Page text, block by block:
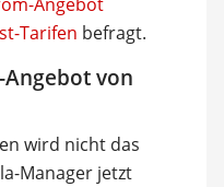
Tarifen befragt.
von
wird nicht das
Manager jetzt